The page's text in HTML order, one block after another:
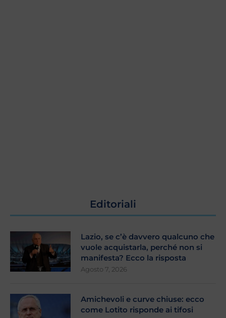
Editoriali
Lazio, se c’è davvero qualcuno che
vuole acquistarla, perché non si
manifesta? Ecco la risposta
Agosto 7, 2026
Amichevoli e curve chiuse: ecco
come Lotito risponde ai tifosi